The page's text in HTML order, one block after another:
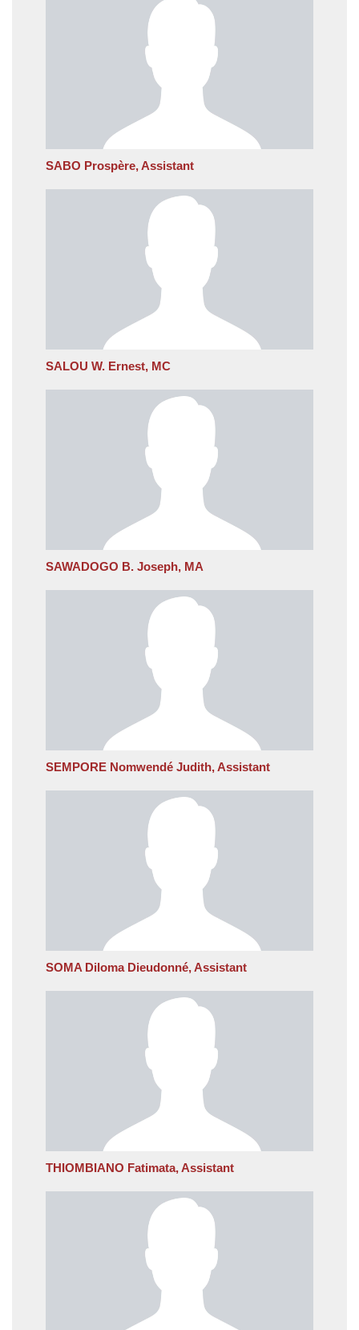
SABO Prospère, Assistant
SALOU W. Ernest, MC
SAWADOGO B. Joseph, MA
SEMPORE Nomwendé Judith, Assistant
SOMA Diloma Dieudonné, Assistant
THIOMBIANO Fatimata, Assistant